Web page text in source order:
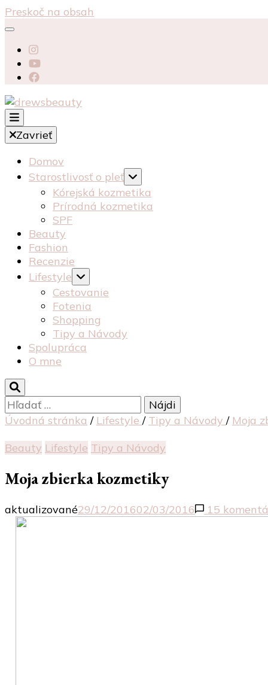
Preskoč na obsah
drewsbeauty
starostlivosť péče o pleť recenzia recenze
Zavrieť
Domov
Starostlivosť o pleť
Kórejská kozmetika
Prírodná kozmetika
SPF
Beauty
Fashion
Recenzie
Lifestyle
Cestovanie
Fotenia
Shopping
Tipy a Návody
Spolupráca
O mne
Hľadať:
Úvodná stránka / Lifestyle / Tipy a Návody / Moja
Beauty Lifestyle Tipy a Návody
Moja zbierka kozmetiky
aktualizované29/12/201602/03/2016 15